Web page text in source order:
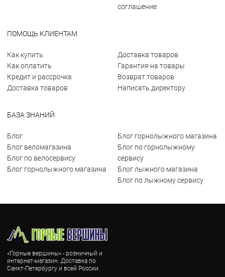
соглашение
ПОМОЩЬ КЛИЕНТАМ
Как купить
Как оплатить
Кредит и рассрочка
Доставка товаров
Доставка товаров
Гарантия на товары
Возврат товаров
Написать директору
БАЗА ЗНАНИЙ
Блог
Блог веломагазина
Блог по велосервису
Блог горнолыжного магазина
Блог горнолыжного магазина
Блог по горнолыжному
сервису
Блог лыжного магазина
Блог по лыжному сервису
«Горные вершины» - розничный и
интернет-магазин. Доставка по
Санкт-Петербургу и всей России.